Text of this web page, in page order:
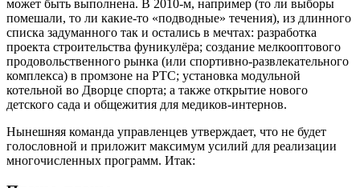
может быть выполнена. В 2010‑м, например (то ли выборы
помешали, то ли какие‑то «подводные» течения), из длинного
списка задуманного так и остались в мечтах: разработка
проекта строительства фуникулёра; создание мелкооптового
продовольственного рынка (или спортивно-развлекательного
комплекса) в промзоне на РТС; установка модульной
котельной во Дворце спорта; а также открытие нового
детского сада и общежития для медиков-интернов.
Нынешняя команда управленцев утверждает, что не будет
голословной и приложит максимум усилий для реализации
многочисленных программ. Итак: